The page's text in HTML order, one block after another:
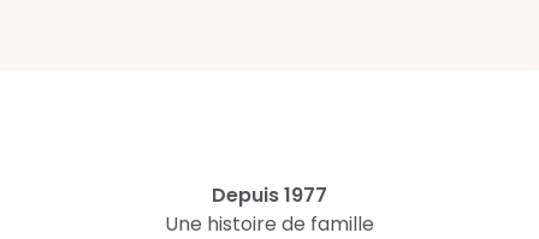
Depuis 1977
Une histoire de famille